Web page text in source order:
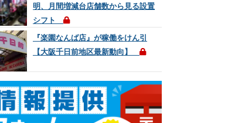
明、月間増減台店舗数から見る設置
シフト
『楽園なんば店』が稼働をけん引
【大阪千日前地区最新動向】